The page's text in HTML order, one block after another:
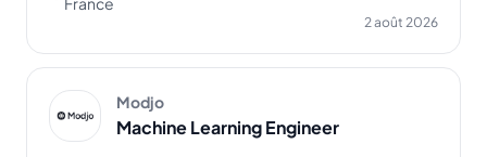
2 août 2026
Modjo
Machine Learning Engineer